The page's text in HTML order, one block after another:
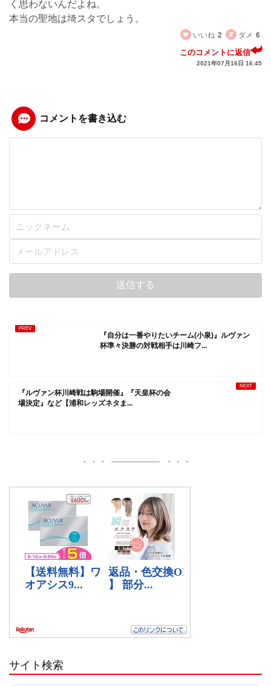
く思わないんだよね。
本当の聖地は埼スタでしょう。
いいね 2 ダメ 6
このコメントに返信
2021年07月16日 16:45
コメントを書き込む
『自分は一番やりたいチーム(小泉)』ルヴァン
杯準々決勝の対戦相手は川崎フ...
『ルヴァン杯川崎戦は駒場開催』『天皇杯の会
場決定』など【浦和レッズネタま...
サイト検索